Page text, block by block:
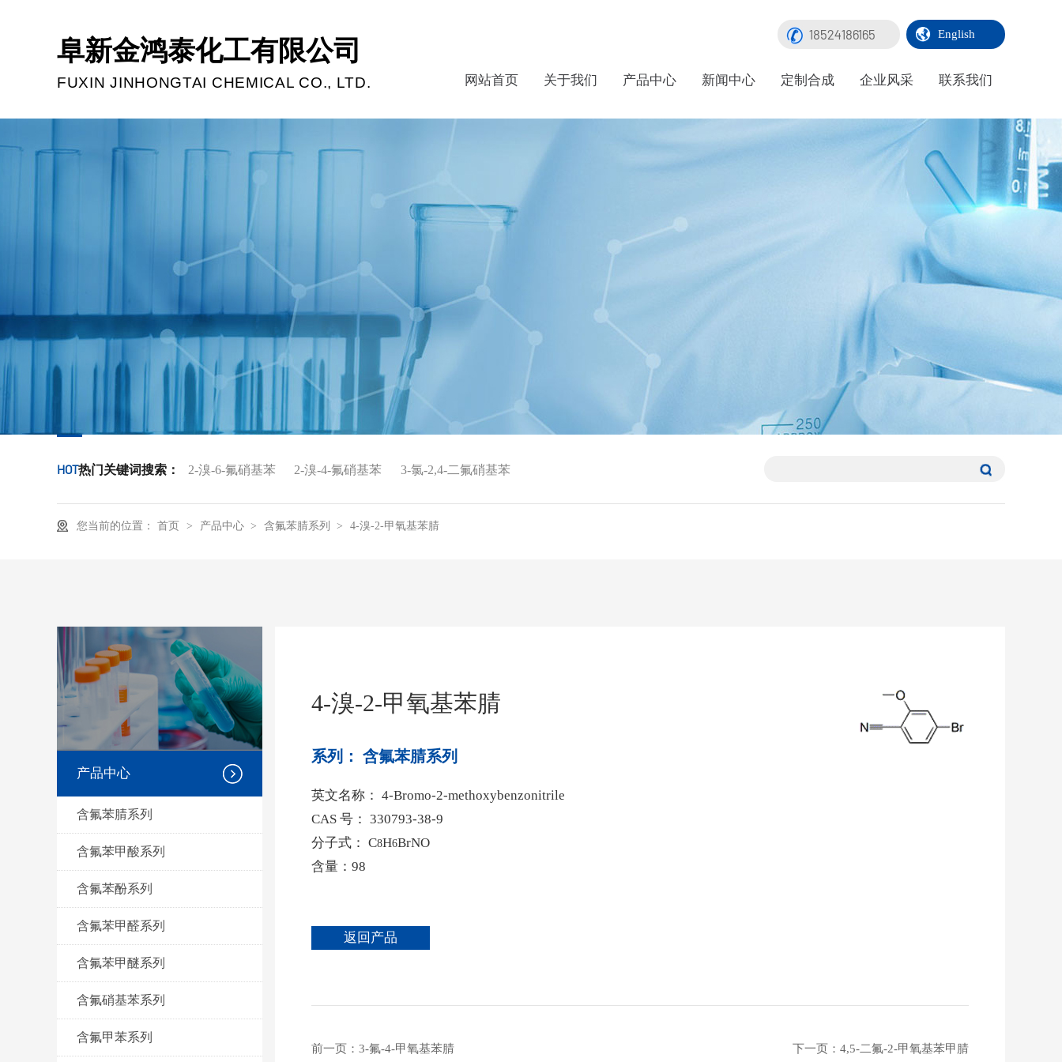
阜新金鸿泰化工有限公司
FUXIN JINHONGTAI CHEMICAL CO., LTD.
English
18524186165
网站首页 关于我们 产品中心 新闻中心 定制合成 企业风采 联系我们
HOT热门关键词搜索： 2-溴-6-氟硝基苯 2-溴-4-氟硝基苯 3-氯-2,4-二氟硝基苯
您当前的位置： 首页 > 产品中心 > 含氟苯腈系列 > 4-溴-2-甲氧基苯腈
产品中心
含氟苯腈系列
含氟苯甲酸系列
含氟苯酚系列
含氟苯甲醛系列
含氟苯甲醚系列
含氟硝基苯系列
含氟甲苯系列
4-溴-2-甲氧基苯腈
系列： 含氟苯腈系列
英文名称： 4-Bromo-2-methoxybenzonitrile
CAS 号： 330793-38-9
分子式： C8H6BrNO
含量：98
返回产品
前一页：3-氟-4-甲氧基苯腈 下一页： 4,5-二氟-2-甲氧基苯甲腈